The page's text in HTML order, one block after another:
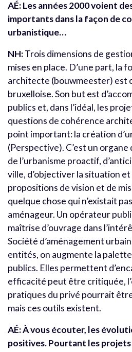
AÉ:Les années 2000 voient
importants dans la façon de
urbanistique…
NH:Trois dimensions de
mises en place. D’une part, la
architecte (bouwmeester) est
bruxelloise. Son but est
publics et, dans l’idéal, les
questions de cohérence
point important: la création
(Perspective). C’est un
de l’urbanisme proactif,
ville, d’objectiver la situation
propositions de vision et de
quelque chose qui n’existait
aménageur. Un opérateur
maîtrise d’ouvrage dans
Société d’aménagement
entités, on augmente la
publics. Elles permettent
efficacité peut être critiquée,
pratiques du privé pourrait
mais ces outils existent.
AÉ:À vous écouter, les
positives. Pourtant les projets